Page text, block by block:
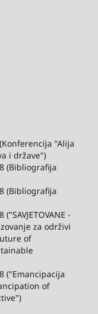
"Alija
i države")
(Bibliografija
(Bibliografija
("SAVJETOVANE -
za održivi
of
("Emancipacija
of